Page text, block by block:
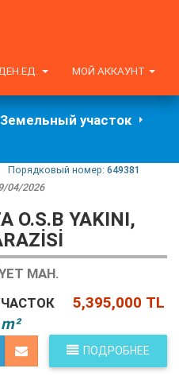
МОЙ АККАУНТ
участок
Порядковый номер: 649381
04/2026
O.S.B YAKINI,
MAH.
5,395,000 TL
ПОДРОБНЕЕ